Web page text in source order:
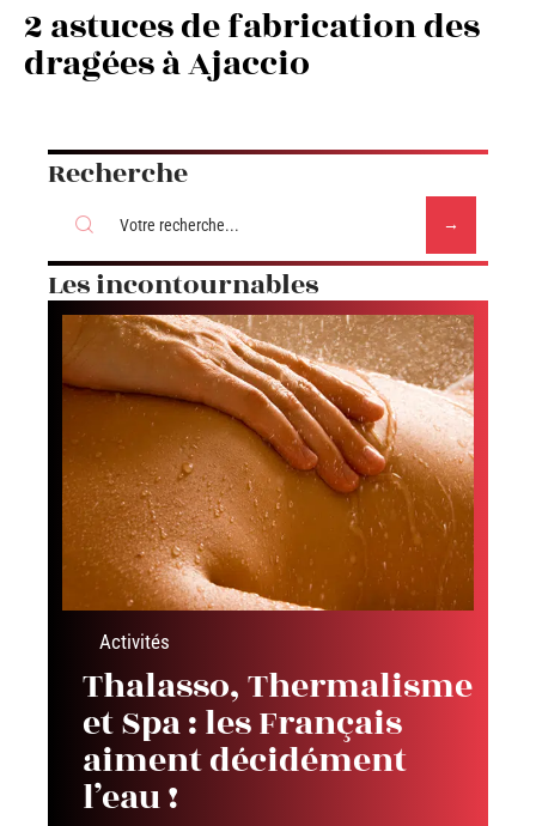
2 astuces de fabrication des
dragées à Ajaccio
Recherche
Les incontournables
Activités
Thalasso, Thermalisme
et Spa : les Français
aiment décidément
l’eau !